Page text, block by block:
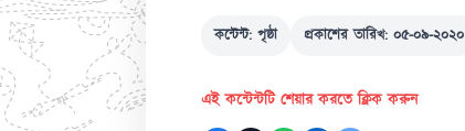
কন্টেন্ট: পৃষ্ঠা প্রকাশের তারিখ: ০৫-০৯-২০২০
এই কন্টেন্টটি শেয়ার করতে ক্লিক করুন